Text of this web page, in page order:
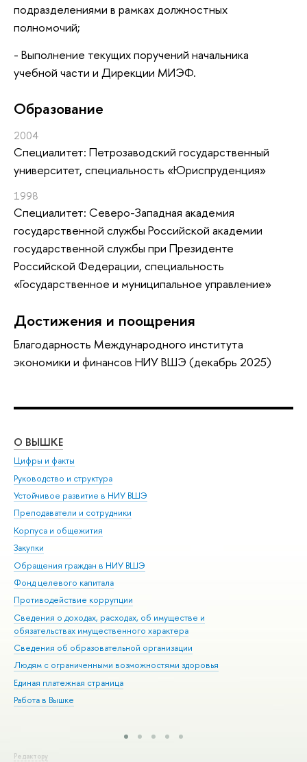
подразделениями в рамках должностных
полномочий;
- Выполнение текущих поручений начальника
учебной части и Дирекции МИЭФ.
Oбразование
2004
Специалитет: Петрозаводский государственный
университет, специальность «Юриспруденция»
1998
Специалитет: Северо-Западная академия
государственной службы Российской академии
государственной службы при Президенте
Российской Федерации, специальность
«Государственное и муниципальное управление»
Достижения и поощрения
Благодарность Международного института
экономики и финансов НИУ ВШЭ (декабрь 2025)
О ВЫШКЕ
Цифры и факты
Руководство и структура
Устойчивое развитие в НИУ ВШЭ
Преподаватели и сотрудники
Корпуса и общежития
Закупки
Обращения граждан в НИУ ВШЭ
Фонд целевого капитала
Противодействие коррупции
Сведения о доходах, расходах, об имуществе и
обязательствах имущественного характера
Сведения об образовательной организации
Людям с ограниченными возможностями здоровья
Единая платежная страница
Работа в Вышке
Редактору